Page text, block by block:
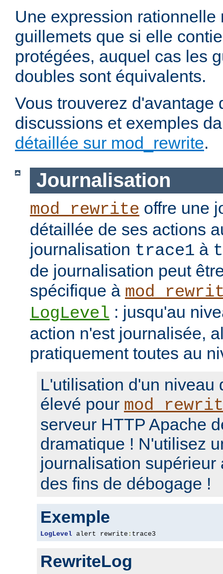
Une expression rationnelle
guillemets que si elle
protégées, auquel cas les
doubles sont équivalents.
Vous trouverez d'avantage
discussions et exemples
détaillée sur mod_rewrite.
Journalisation
mod_rewrite offre une
détaillée de ses actions
journalisation trace1 à
de journalisation peut
spécifique à
LogLevel : jusqu'au
action n'est journalisée,
pratiquement toutes au
L'utilisation d'un niveau
élevé pour
serveur HTTP Apache
dramatique ! N'utilisez
journalisation
des fins de débogage !
Exemple
LogLevel alert rewrite : trace3
RewriteLog